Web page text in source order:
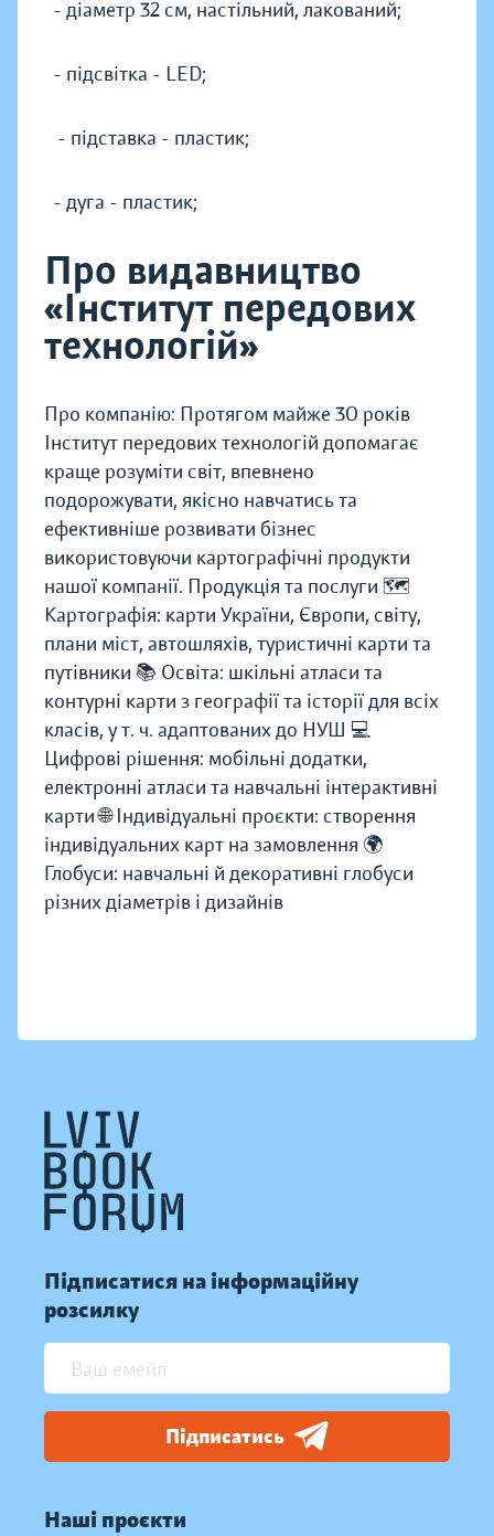
- діаметр 32 см, настільний, лакований;
- підсвітка - LED;
- підставка - пластик;
- дуга - пластик;
Про видавництво
«Інститут передових
технологій»
Про компанію: Протягом майже 30 років
Інститут передових технологій допомагає
краще розуміти світ, впевнено
подорожувати, якісно навчатись та
ефективніше розвивати бізнес
використовуючи картографічні продукти
нашої компанії. Продукція та послуги 🗺️
Картографія: карти України, Європи, світу,
плани міст, автошляхів, туристичні карти та
путівники 📚 Освіта: шкільні атласи та
контурні карти з географії та історії для всіх
класів, у т. ч. адаптованих до НУШ 💻
Цифрові рішення: мобільні додатки,
електронні атласи та навчальні інтерактивні
карти 🌐 Індивідуальні проєкти: створення
індивідуальних карт на замовлення 🌍
Глобуси: навчальні й декоративні глобуси
різних діаметрів і дизайнів
Підписатися на інформаційну
розсилку
Підписатись
Наші проєкти